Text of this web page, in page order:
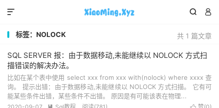
 

共 1 篇文章
标签：NOLOCK
SQL SERVER 报：由于数据移动,未能继续以 NOLOCK 方式扫
描错误的解决办法。
比如在某个表中使用 select xxx from xxx with(nolock) where xxxx 查
询。 提示出错：由于数据移动,未能继续以 NOLOCK 方式扫描。 它有可
能某些条件出错，某些条件不出错。 原因是有可能该表在物理...